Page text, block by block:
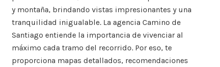
y montaña, brindando vistas impresionantes y una
tranquilidad inigualable. La agencia Camino de
Santiago entiende la importancia de vivenciar al
máximo cada tramo del recorrido. Por eso, te
proporciona mapas detallados, recomendaciones